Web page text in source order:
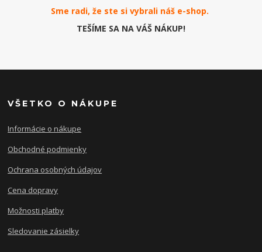
Sme radi, že ste si vybrali náš e-shop.
TEŠÍME SA NA VÁŠ NÁKUP!
VŠETKO O NÁKUPE
Informácie o nákupe
Obchodné podmienky
Ochrana osobných údajov
Cena dopravy
Možnosti platby
Sledovanie zásielky